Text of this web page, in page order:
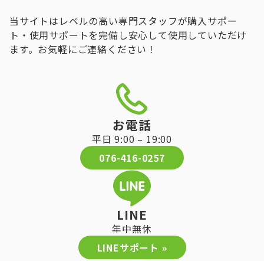
当サイトはレベルの高い専門スタッフが購入サポー
ト・使用サポートを完備し安心して使用していただけ
ます。お気軽にご連絡ください！
お電話
平日 9:00 – 19:00
076-416-0257
LINE
年中無休
LINEサポート »